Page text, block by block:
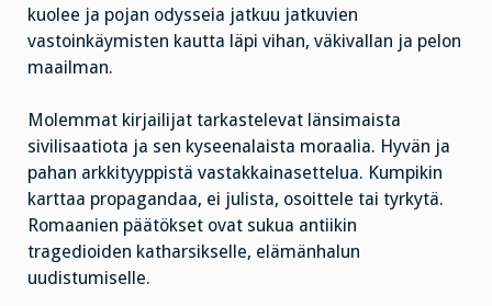
kuolee ja pojan odysseia jatkuu jatkuvien
vastoinkäymisten kautta läpi vihan, väkivallan ja pelon
maailman.
Molemmat kirjailijat tarkastelevat länsimaista
sivilisaatiota ja sen kyseenalaista moraalia. Hyvän ja
pahan arkkityyppistä vastakkainasettelua. Kumpikin
karttaa propagandaa, ei julista, osoittele tai tyrkytä.
Romaanien päätökset ovat sukua antiikin
tragedioiden katharsikselle, elämänhalun
uudistumiselle.